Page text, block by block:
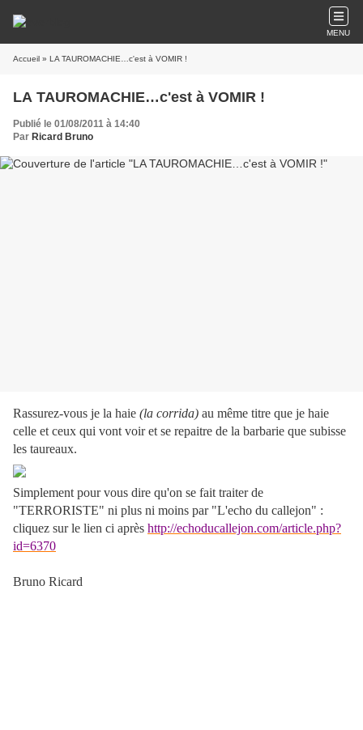
MENU
Accueil » LA TAUROMACHIE…c'est à VOMIR !
LA TAUROMACHIE…c'est à VOMIR !
Publié le 01/08/2011 à 14:40
Par Ricard Bruno
Rassurez-vous je la haie (la corrida) au même titre que je haie
celle et ceux qui vont voir et se repaitre de la barbarie que subisse
les taureaux.
Simplement pour vous dire qu'on se fait traiter de
"TERRORISTE" ni plus ni moins par "L'echo du callejon" :
cliquez sur le lien ci après http://echoducallejon.com/article.php?
id=6370
Bruno Ricard